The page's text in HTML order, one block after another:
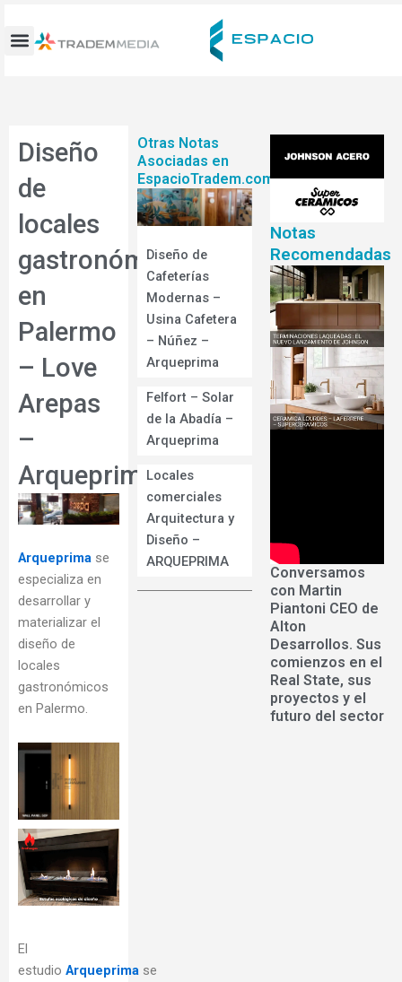
contenido
Diseño
de
locales
gastronómicos
en
Palermo
– Love
Arepas
–
Arqueprima
Arqueprima se
especializa en
desarrollar y
materializar el
diseño de
locales
gastronómicos
en Palermo.
El
estudio Arqueprima se
Otras Notas
Asociadas en
EspacioTradem.com
Diseño de
Cafeterías
Modernas –
Usina Cafetera
– Núñez –
Arqueprima
Felfort – Solar
de la Abadía –
Arqueprima
Locales
comerciales
Arquitectura y
Diseño –
ARQUEPRIMA
Notas
Recomendadas
Conversamos
con Martin
Piantoni CEO de
Alton
Desarrollos. Sus
comienzos en el
Real State, sus
proyectos y el
futuro del sector